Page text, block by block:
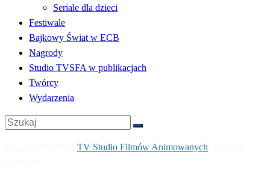
Seriale dla dzieci
Festiwale
Bajkowy Świat w ECB
Nagrody
Studio TVSFA w publikacjach
Twórcy
Wydarzenia
TV Studio Filmów Animowanych